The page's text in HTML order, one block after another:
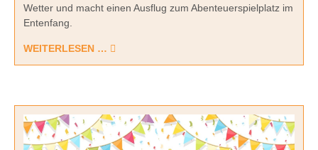
Wetter und macht einen Ausflug zum Abenteuerspielplatz im
Entenfang.
WEITERLESEN …